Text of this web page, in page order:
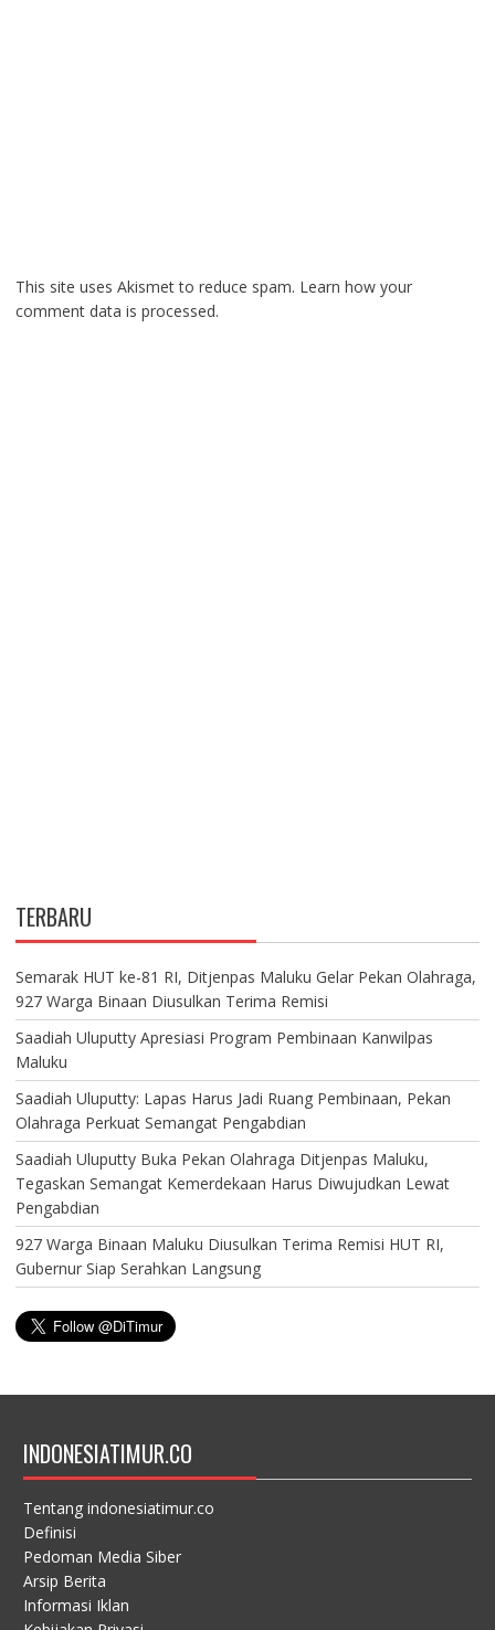
This site uses Akismet to reduce spam. Learn how your
comment data is processed.
TERBARU
Semarak HUT ke-81 RI, Ditjenpas Maluku Gelar Pekan Olahraga,
927 Warga Binaan Diusulkan Terima Remisi
Saadiah Uluputty Apresiasi Program Pembinaan Kanwilpas
Maluku
Saadiah Uluputty: Lapas Harus Jadi Ruang Pembinaan, Pekan
Olahraga Perkuat Semangat Pengabdian
Saadiah Uluputty Buka Pekan Olahraga Ditjenpas Maluku,
Tegaskan Semangat Kemerdekaan Harus Diwujudkan Lewat
Pengabdian
927 Warga Binaan Maluku Diusulkan Terima Remisi HUT RI,
Gubernur Siap Serahkan Langsung
INDONESIATIMUR.CO
Tentang indonesiatimur.co
Definisi
Pedoman Media Siber
Arsip Berita
Informasi Iklan